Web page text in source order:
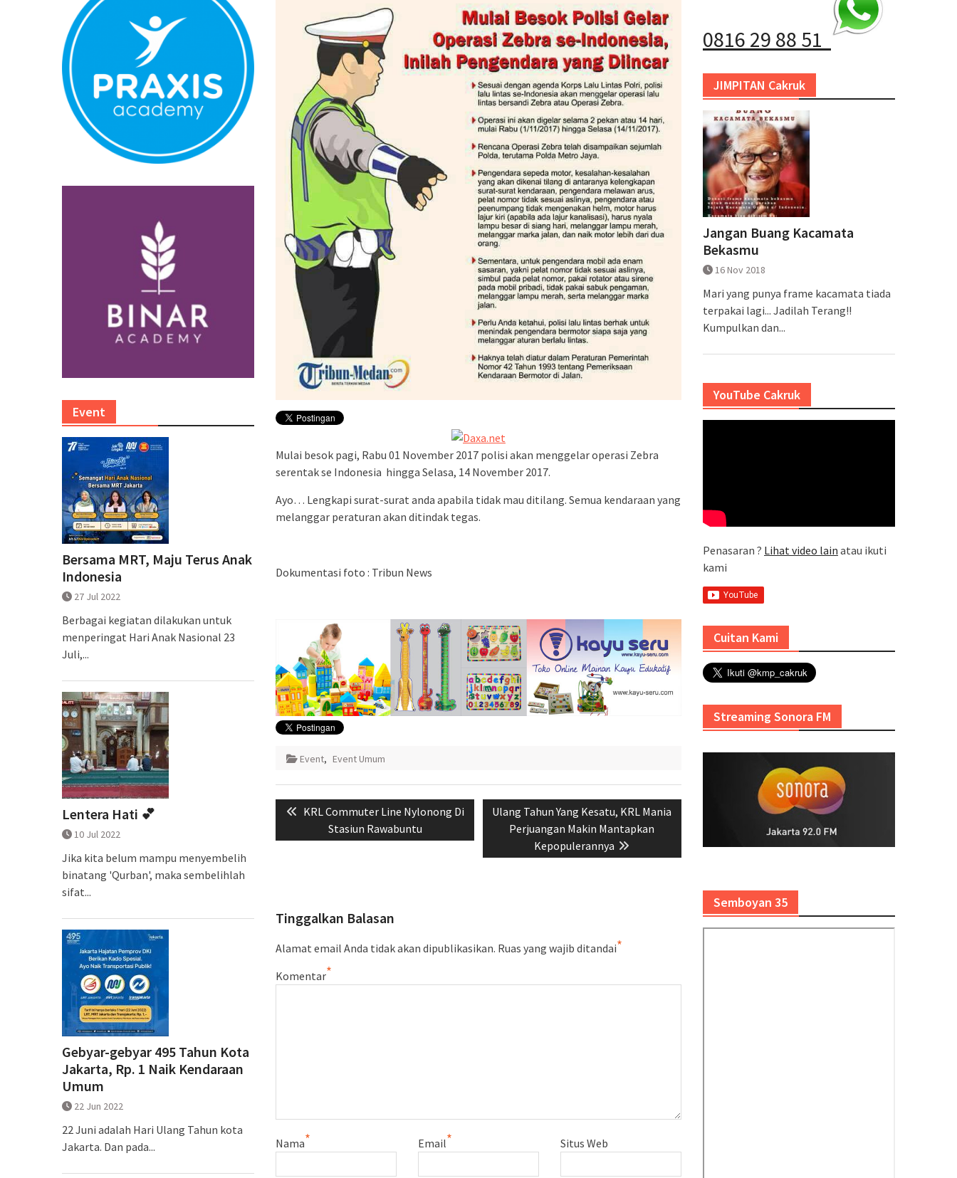
Anjlognya KRL
Proses Evakuasi KRL Anjlog Selesai
Mulai besok pagi, Rabu 01 November 2017 polisi akan menggelar operasi Zebra
serentak se Indonesia hingga Selasa, 14 November 2017.
Ayo… Lengkapi surat-surat anda apabila tidak mau ditilang. Semua kendaraan yang
melanggar peraturan akan ditindak tegas.
Dokumentasi foto : Tribun News
Event, Event Umum
Navigasi
pos Previous
KRL Commuter Line Nylonong Di
Stasiun Rawabuntu
Next
post:
Ulang Tahun Yang Kesatu, KRL Mania
Perjuangan Makin Mantapkan
Kepopulerannya
Tinggalkan Balasan
Alamat email Anda tidak akan dipublikasikan. Ruas yang wajib ditandai*
Komentar*
Nama* Email* Situs Web
0816 29 88 51
JIMPITAN Cakruk
Jangan Buang Kacamata
Bekasmu
16 Nov 2018
Mari yang punya frame kacamata tiada
terpakai lagi... Jadilah Terang!!
Kumpulkan dan...
YouTube Cakruk
Penasaran ? Lihat video lain atau ikuti
kami
Cuitan Kami
Streaming Sonora FM
Semboyan 35
Event
Bersama MRT, Maju Terus Anak
Indonesia
27 Jul 2022
Berbagai kegiatan dilakukan untuk
menperingat Hari Anak Nasional 23
Juli,...
Lentera Hati 💕
10 Jul 2022
Jika kita belum mampu menyembelih
binatang 'Qurban', maka sembelihlah
sifat...
Gebyar-gebyar 495 Tahun Kota
Jakarta, Rp. 1 Naik Kendaraan
Umum
22 Jun 2022
22 Juni adalah Hari Ulang Tahun kota
Jakarta. Dan pada...